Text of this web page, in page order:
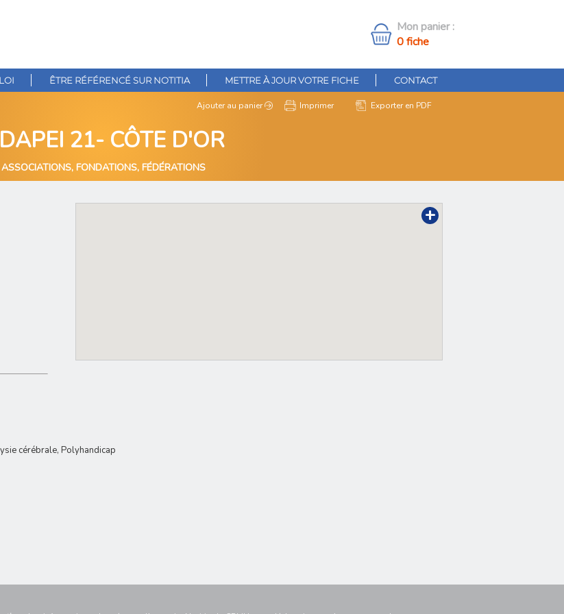
Mon panier :
0 fiche
ÊTRE RÉFÉRENCÉ SUR NOTITIA METTRE À JOUR VOTRE FICHE CONTACT
Ajouter au panier Imprimer Exporter en PDF
21- CÔTE D'OR
ASSOCIATIONS, FONDATIONS, FÉDÉRATIONS
+
cérébrale, Polyhandicap